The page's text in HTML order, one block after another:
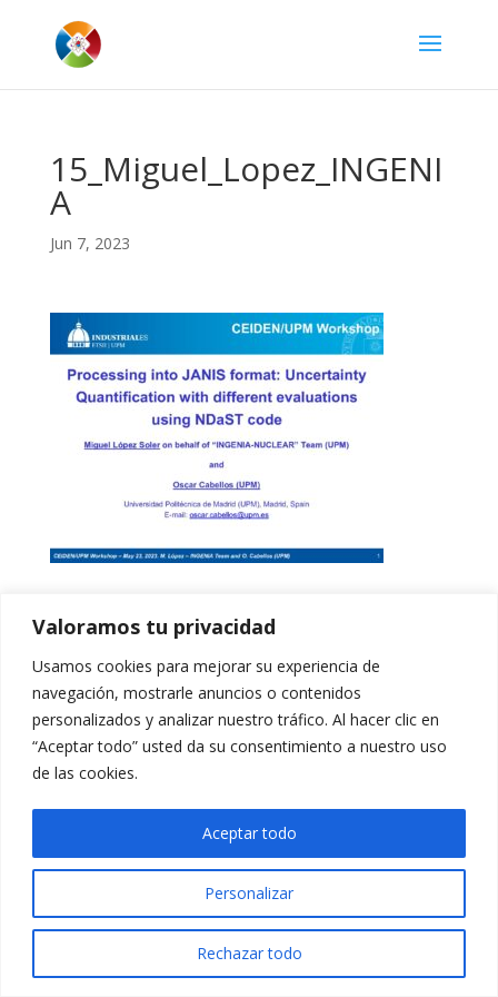
Valoramos tu privacidad
Usamos cookies para mejorar su experiencia de
navegación, mostrarle anuncios o contenidos
personalizados y analizar nuestro tráfico. Al hacer clic en
“Aceptar todo” usted da su consentimiento a nuestro uso
de las cookies.
Personalizar
Rechazar todo
Aceptar todo
15_Miguel_Lopez_INGENI
A
Jun 7, 2023